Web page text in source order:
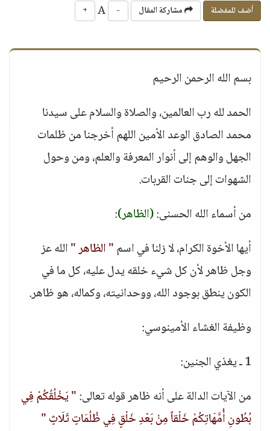
أضف للمفضلة مشاركة المقال -
+
بسم الله الرحمن الرحيم
الحمد لله رب العالمين، والصلاة والسلام على سيدنا
محمد الصادق الوعد الأمين اللهم أخرجنا من ظلمات
الجهل والوهم إلى أنوار المعرفة والعلم، ومن وحول
الشهوات إلى جنات القربات.
من أسماء الله الحسنى:(الظاهر):
أيها الأخوة الكرام، لا زلنا في اسم" الظاهر "الله عز
وجل ظاهر لأن كل شيء خلقه يدل عليه، كل ما في
الكون ينطق بوجود الله، ووحدانيته، وكماله، هو ظاهر.
وظيفة الغشاء الأمينوسي:
1 ـ يغذي الجنين:
من الآيات الدالة على أنه ظاهر قوله تعالى:" يَخْلُقُكُمْ فِي
بُطُونِ أُمَّهَاتِكُمْ خَلْقاً مِنْ بَعْدِ خَلْقٍ فِي ظُلُمَاتٍ ثَلَاثٍ "